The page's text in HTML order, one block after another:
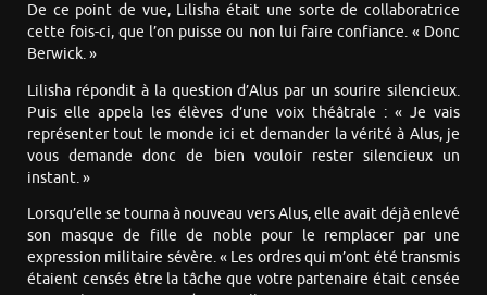
De ce point de vue, Lilisha était une sorte de collaboratrice
cette fois-ci, que l’on puisse ou non lui faire confiance. « Donc
Berwick. »
Lilisha répondit à la question d’Alus par un sourire silencieux.
Puis elle appela les élèves d’une voix théâtrale : « Je vais
représenter tout le monde ici et demander la vérité à Alus, je
vous demande donc de bien vouloir rester silencieux un
instant. »
Lorsqu’elle se tourna à nouveau vers Alus, elle avait déjà enlevé
son masque de fille de noble pour le remplacer par une
expression militaire sévère. « Les ordres qui m’ont été transmis
étaient censés être la tâche que votre partenaire était censée